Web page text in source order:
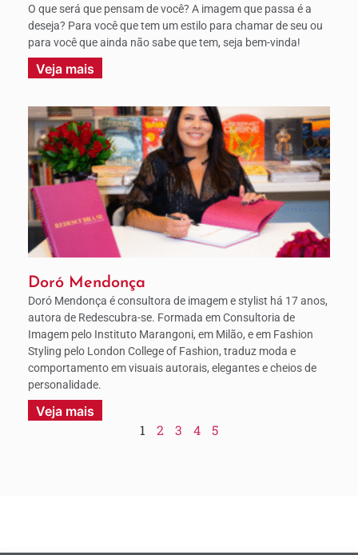
O que será que pensam de você? A imagem que passa é a
deseja? Para você que tem um estilo para chamar de seu ou
para você que ainda não sabe que tem, seja bem-vinda!
Veja mais
Doró Mendonça
Doró Mendonça é consultora de imagem e stylist há 17 anos,
autora de Redescubra-se. Formada em Consultoria de
Imagem pelo Instituto Marangoni, em Milão, e em Fashion
Styling pelo London College of Fashion, traduz moda e
comportamento em visuais autorais, elegantes e cheios de
personalidade.
Veja mais
1 2 3 4 5